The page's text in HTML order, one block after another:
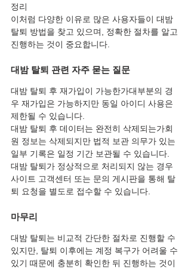
정리
이처럼 다양한 이유로 많은 사용자들이 대밤
탈퇴 방법을 찾고 있으며, 정확한 절차를 알고
진행하는 것이 중요합니다.
대밤 탈퇴 관련 자주 묻는 질문
대밤 탈퇴 후 재가입이 가능한가대부분의 경
우 재가입은 가능하지만 동일 아이디 사용은
제한될 수 있습니다.
대밤 탈퇴 후 데이터는 완전히 삭제되는가회
원 정보는 삭제되지만 법적 보관 의무가 있는
일부 기록은 일정 기간 보관될 수 있습니다.
대밤 탈퇴가 정상적으로 처리되지 않는 경우
사이트 고객센터 또는 문의 게시판을 통해 탈
퇴 요청을 별도로 접수할 수 있습니다.
마무리
대밤 탈퇴는 비교적 간단한 절차로 진행할 수
있지만, 탈퇴 이후에는 계정 복구가 어려울 수
있기 때문에 충분히 확인한 뒤 진행하는 것이